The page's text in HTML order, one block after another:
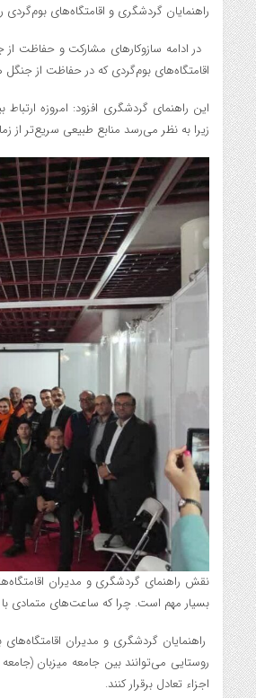
راهنمایان گردشگری و اقامتگاه‌های بوم‌گردی
در ادامه سازوکارهای مشارکت و حفاظت از
اقامتگاه‌های بوم‌گردی که در حفاظت از
این راهنمای گردشگری افزود: امروزه
زیرا به نظر می‌رسد منابع طبیعی سریع‌تر از
نقش راهنماي گردشگري و مدیران
بسيار مهم است. چرا که ساعت‌های متمادي با
راهنمایان گردشگری و مدیران
روستایی می‌توانند بین جامعه میزبان
اجزاء تعادل برقرار کنند.